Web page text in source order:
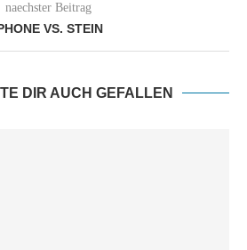
naechster Beitrag
VS. STEIN
DIR AUCH GEFALLEN